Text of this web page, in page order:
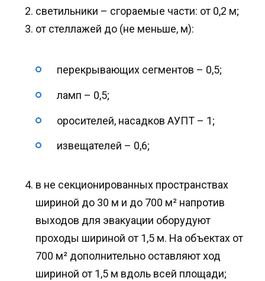
светильники – сгораемые части: от 0,2 м;
от стеллажей до (не меньше, м):
перекрывающих сегментов – 0,5;
ламп – 0,5;
оросителей, насадков АУПТ – 1;
извещателей – 0,6;
в не секционированных пространствах
шириной до 30 м и до 700 м² напротив
выходов для эвакуации оборудуют
проходы шириной от 1,5 м. На объектах от
700 м² дополнительно оставляют ход
шириной от 1,5 м вдоль всей площади;